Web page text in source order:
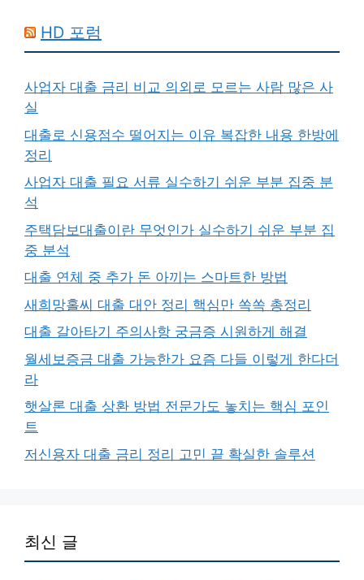
HD 포럼
사업자 대출 금리 비교 의외로 모르는 사람 많은 사
실
대출로 신용점수 떨어지는 이유 복잡한 내용 한방에
정리
사업자 대출 필요 서류 실수하기 쉬운 부분 집중 분
석
주택담보대출이란 무엇인가 실수하기 쉬운 부분 집
중 분석
대출 연체 중 추가 돈 아끼는 스마트한 방법
새희망홀씨 대출 대안 정리 핵심만 쏙쏙 총정리
대출 갈아타기 주의사항 궁금증 시원하게 해결
월세보증금 대출 가능한가 요즘 다들 이렇게 한다더
라
햇살론 대출 상환 방법 전문가도 놓치는 핵심 포인
트
저신용자 대출 금리 정리 고민 끝 확실한 솔루션
최신 글